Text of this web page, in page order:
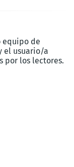
equipo de
el usuario/a
por los lectores.